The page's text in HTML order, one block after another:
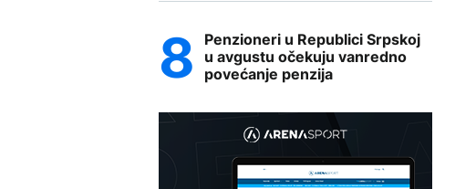
Penzioneri u Republici Srpskoj
u avgustu očekuju vanredno
povećanje penzija